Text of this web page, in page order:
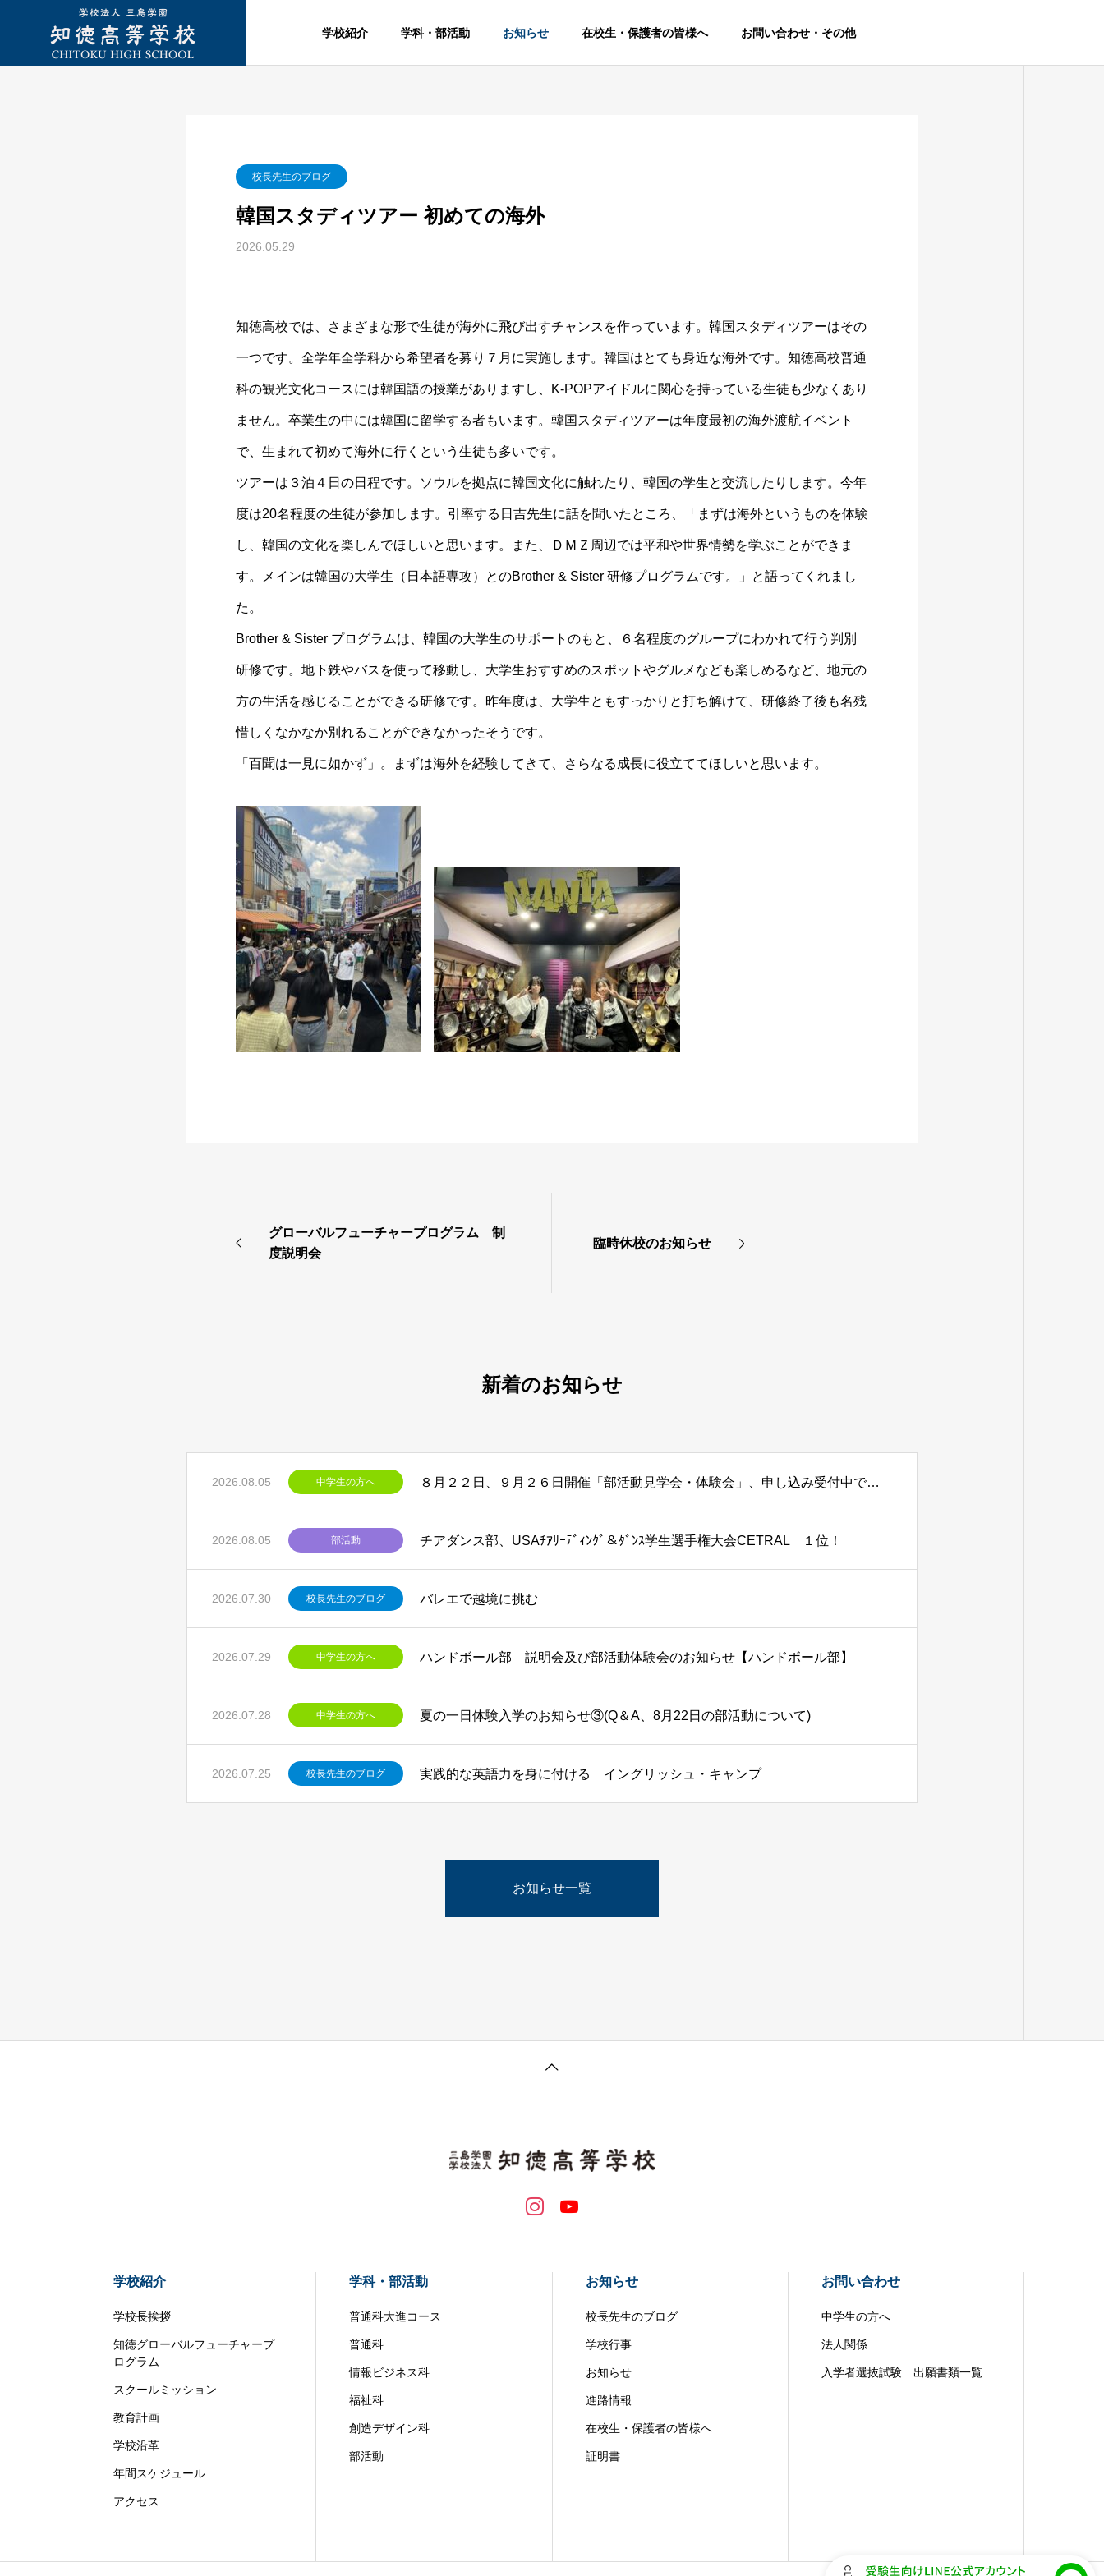
学校紹介 学科・部活動 お知らせ 在校生・保護者の皆様へ お問い合わせ・その他
校長先生のブログ
韓国スタディツアー 初めての海外
2026.05.29
知徳高校では、さまざまな形で生徒が海外に飛び出すチャンスを作っています。韓国スタディツアーはその
一つです。全学年全学科から希望者を募り７月に実施します。韓国はとても身近な海外です。知徳高校普通
科の観光文化コースには韓国語の授業がありますし、K-POPアイドルに関心を持っている生徒も少なくあり
ません。卒業生の中には韓国に留学する者もいます。韓国スタディツアーは年度最初の海外渡航イベント
で、生まれて初めて海外に行くという生徒も多いです。
ツアーは３泊４日の日程です。ソウルを拠点に韓国文化に触れたり、韓国の学生と交流したりします。今年
度は20名程度の生徒が参加します。引率する日吉先生に話を聞いたところ、「まずは海外というものを体験
し、韓国の文化を楽しんでほしいと思います。また、ＤＭＺ周辺では平和や世界情勢を学ぶことができま
す。メインは韓国の大学生（日本語専攻）とのBrother & Sister 研修プログラムです。」と語ってくれまし
た。
Brother & Sister プログラムは、韓国の大学生のサポートのもと、６名程度のグループにわかれて行う判別
研修です。地下鉄やバスを使って移動し、大学生おすすめのスポットやグルメなども楽しめるなど、地元の
方の生活を感じることができる研修です。昨年度は、大学生ともすっかりと打ち解けて、研修終了後も名残
惜しくなかなか別れることができなかったそうです。
「百聞は一見に如かず」。まずは海外を経験してきて、さらなる成長に役立ててほしいと思います。
グローバルフューチャープログラム 制
度説明会
臨時休校のお知らせ
新着のお知らせ
2026.08.05 中学生の方へ ８月２２日、９月２６日開催「部活動見学会・体験会」、申し込み受付中です。
2026.08.05 部活動 チアダンス部、USAﾁｱﾘｰﾃﾞｨﾝｸﾞ＆ﾀﾞﾝｽ学生選手権大会CETRAL １位！
2026.07.30 校長先生のブログ バレエで越境に挑む
2026.07.29 中学生の方へ ハンドボール部 説明会及び部活動体験会のお知らせ【ハンドボール部】
2026.07.28 中学生の方へ 夏の一日体験入学のお知らせ③(Q＆A、8月22日の部活動について)
2026.07.25 校長先生のブログ 実践的な英語力を身に付ける イングリッシュ・キャンプ
お知らせ一覧
学校紹介
学校長挨拶
知徳グローバルフューチャープ
ログラム
スクールミッション
教育計画
学校沿革
年間スケジュール
アクセス
学科・部活動
普通科大進コース
普通科
情報ビジネス科
福祉科
創造デザイン科
部活動
お知らせ
校長先生のブログ
学校行事
お知らせ
進路情報
在校生・保護者の皆様へ
証明書
お問い合わせ
中学生の方へ
法人関係
入学者選抜試験 出願書類一覧